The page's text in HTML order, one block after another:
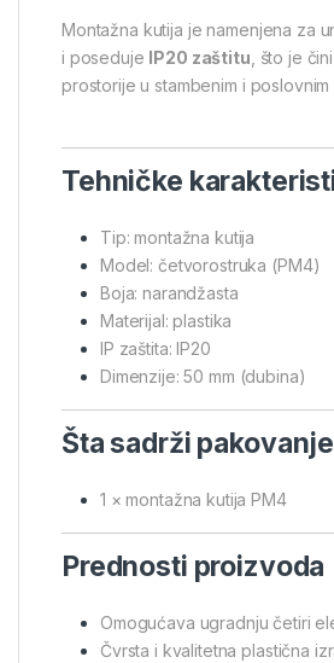
Montažna kutija je namenjena za
i poseduje IP20 zaštitu , što je
prostorije u stambenim i poslovnim
Tehničke
Tip: montažna kutija
Model: četvorostruka (PM4)
Boja: narandžasta
Materijal: plastika
IP zaštita: IP20
Dimenzije: 50 mm (dubina)
Šta sadrži pakovanje
1 × montažna kutija PM4
Prednosti proizvoda
Omogućava ugradnju četiri
Čvrsta i kvalitetna plastična